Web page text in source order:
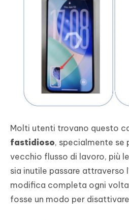
Molti utenti trovano questo
fastidioso, specialmente se
vecchio flusso di lavoro, più
sia inutile passare attraverso
modifica completa ogni
fosse un modo per